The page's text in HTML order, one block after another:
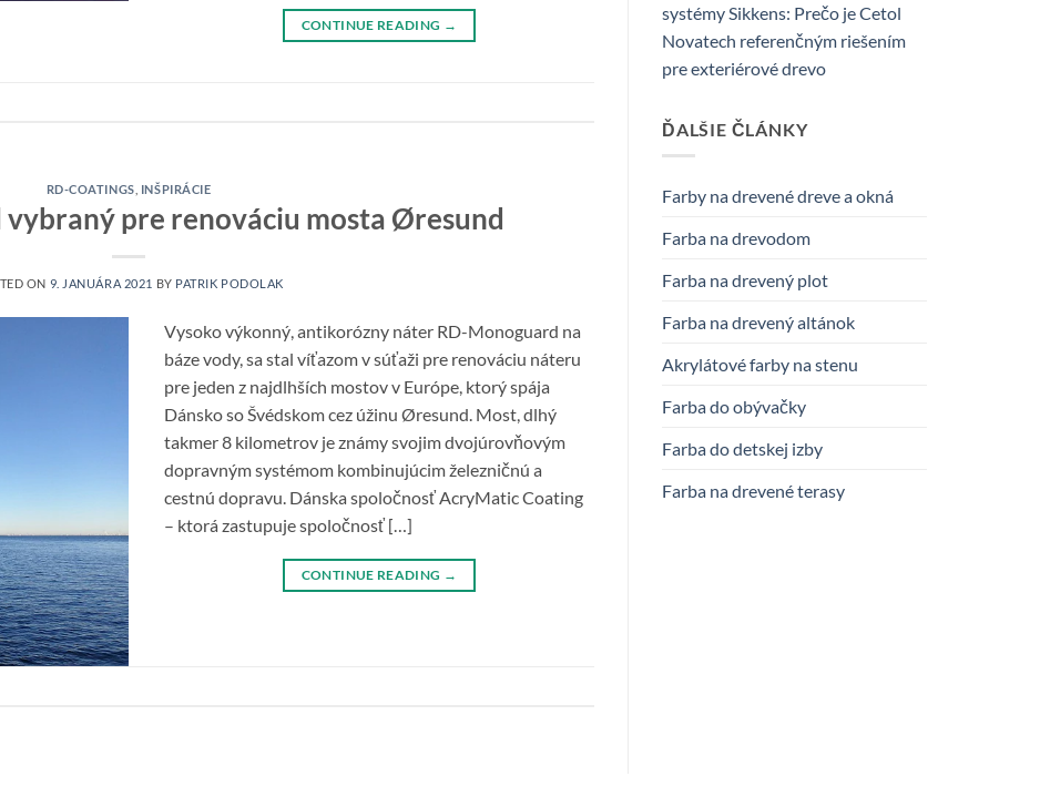
CONTINUE READING →
RD-COATINGS INŠPIRÁCIE
pre renováciu mosta Øresund
ON 9. JANUÁRA 2021 BY PATRIK PODOLAK
Vysoko výkonný, antikorózny náter RD-Monoguard na
báze vody, sa stal víťazom v súťaži pre renováciu náteru
pre jeden z najdlhších mostov v Európe, ktorý spája
Dánsko so Švédskom cez úžinu Øresund. Most, dlhý
takmer 8 kilometrov je známy svojim dvojúrovňovým
dopravným systémom kombinujúcim železničnú a
cestnú dopravu. Dánska spoločnosť AcryMatic Coating
– ktorá zastupuje spoločnosť […]
CONTINUE READING →
systémy Sikkens: Prečo je Cetol
Novatech referenčným riešením
pre exteriérové drevo
ĎALŠIE ČLÁNKY
Farby na drevené dreve a okná
Farba na drevodom
Farba na drevený plot
Farba na drevený altánok
Akrylátové farby na stenu
Farba do obývačky
Farba do detskej izby
Farba na drevené terasy